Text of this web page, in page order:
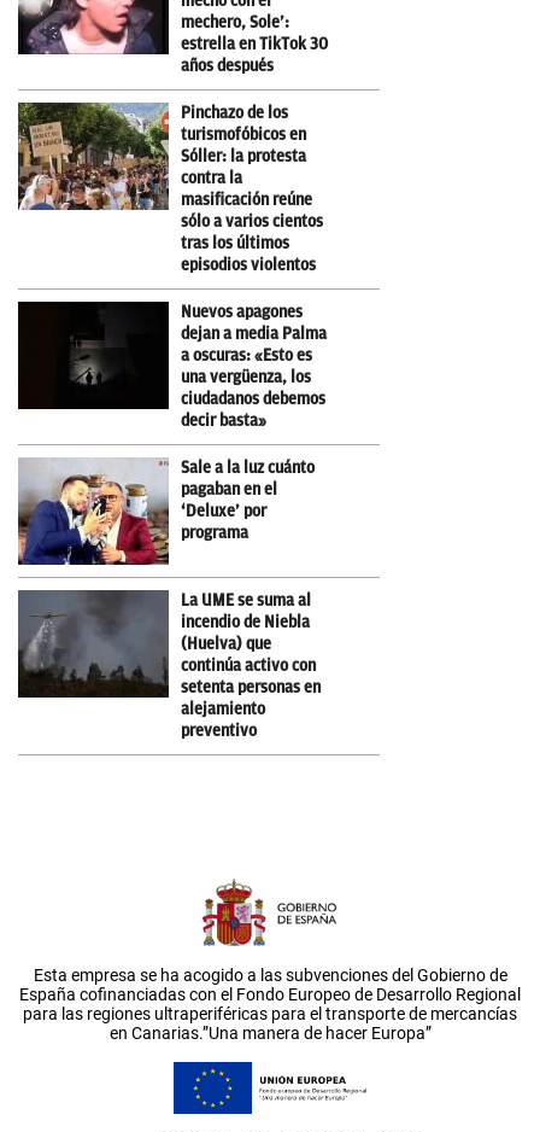
mechero, Sole’:
estrella en TikTok 30
años después
Pinchazo de los
turismofóbicos en
Sóller: la protesta
contra la
masificación reúne
sólo a varios cientos
tras los últimos
episodios violentos
Nuevos apagones
dejan a media Palma
a oscuras: «Esto es
una vergüenza, los
ciudadanos debemos
decir basta»
Sale a la luz cuánto
pagaban en el
‘Deluxe’ por
programa
La UME se suma al
incendio de Niebla
(Huelva) que
continúa activo con
setenta personas en
alejamiento
preventivo
Esta empresa se ha acogido a las subvenciones del Gobierno de
España cofinanciadas con el Fondo Europeo de Desarrollo Regional
para las regiones ultraperiféricas para el transporte de mercancías
en Canarias.”Una manera de hacer Europa”